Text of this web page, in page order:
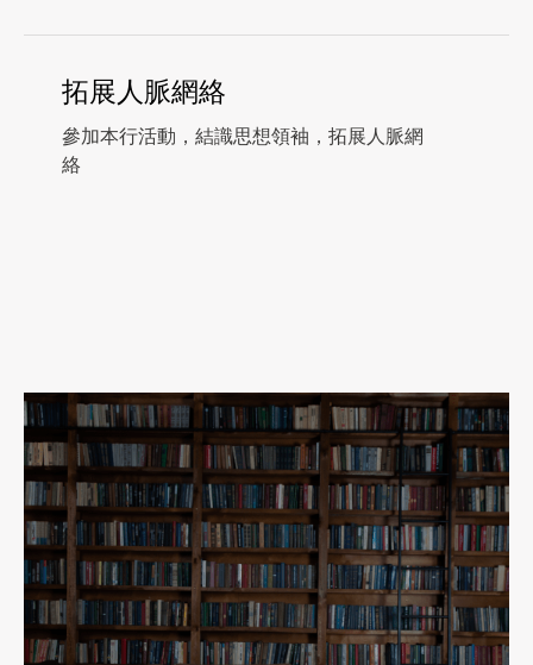
拓展人脈網絡
參加本行活動，結識思想領袖，拓展人脈網
絡